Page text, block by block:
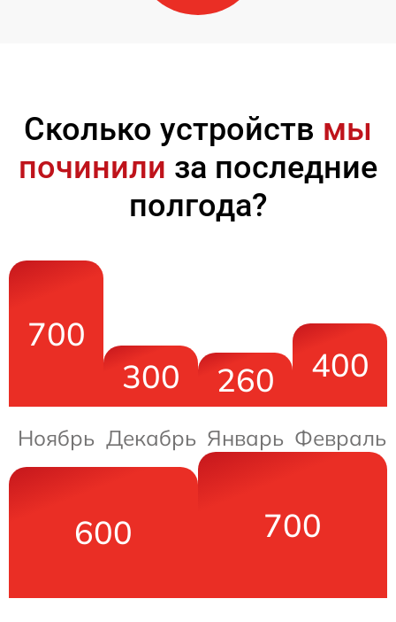
Сколько устройств мы
починили за последние
полгода?
700
Ноябрь
300
Декабрь
260
Январь
400
Февраль
600 700